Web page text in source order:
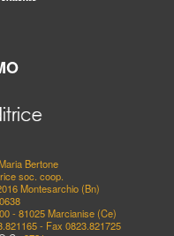
Bertone
soc. coop.
Montesarchio (Bn)
- 81025 Marcianise (Ce)
- Fax 0823.821725